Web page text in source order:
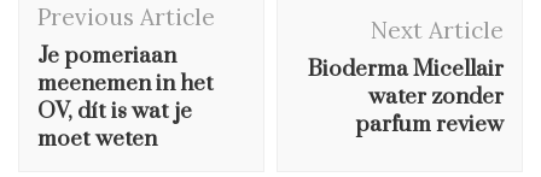
Navigation
Previous Article
Je pomeriaan
meenemen in het
OV, dít is wat je
moet weten
Next Article
Bioderma Micellair
water zonder
parfum review